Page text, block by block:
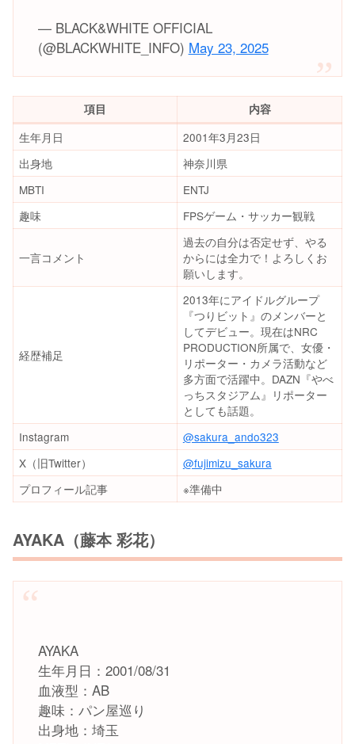
— BLACK&WHITE OFFICIAL
(@BLACKWHITE_INFO) May 23, 2025
項目 内容
生年月日
2001年3月23日
出身地
神奈川県
MBTI
ENTJ
趣味
FPSゲーム・サッカー観戦
一言コメント
過去の自分は否定せず、やる
からには全力で！よろしくお
願いします。
経歴補足
2013年にアイドルグループ
『つりビット』のメンバーと
してデビュー。現在はNRC
PRODUCTION所属で、女優・
リポーター・カメラ活動など
多方面で活躍中。DAZN『やべ
っちスタジアム』リポーター
としても話題。
Instagram
@sakura_ando323
X（旧Twitter）
@fujimizu_sakura
プロフィール記事
※準備中
AYAKA（藤本 彩花）
AYAKA
生年月日：2001/08/31
血液型：AB
趣味：パン屋巡り
出身地：埼玉